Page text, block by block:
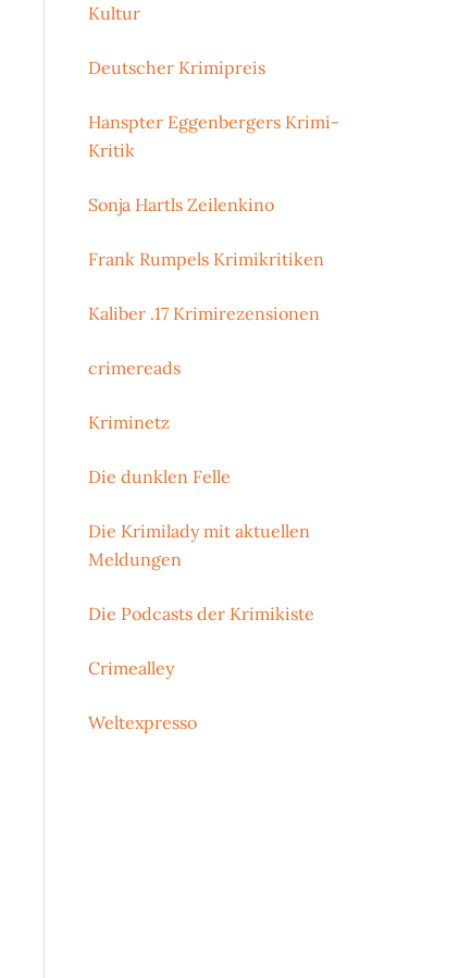
Kultur
Deutscher Krimipreis
Hanspter Eggenbergers Krimi-
Kritik
Sonja Hartls Zeilenkino
Frank Rumpels Krimikritiken
Kaliber .17 Krimirezensionen
crimereads
Kriminetz
Die dunklen Felle
Die Krimilady mit aktuellen
Meldungen
Die Podcasts der Krimikiste
Crimealley
Weltexpresso